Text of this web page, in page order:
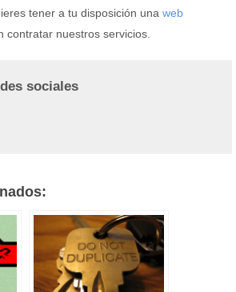
tener a tu disposición una web
contratar nuestros servicios.
sociales